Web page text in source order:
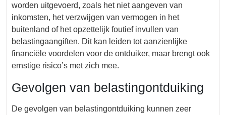
worden uitgevoerd, zoals het niet aangeven van
inkomsten, het verzwijgen van vermogen in het
buitenland of het opzettelijk foutief invullen van
belastingaangiften. Dit kan leiden tot aanzienlijke
financiële voordelen voor de ontduiker, maar brengt ook
ernstige risico’s met zich mee.
Gevolgen van belastingontduiking
De gevolgen van belastingontduiking kunnen zeer